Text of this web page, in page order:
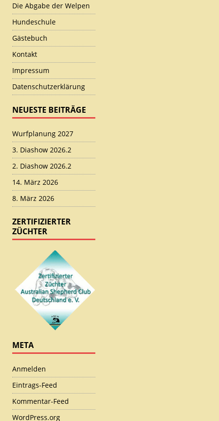
Die Abgabe der Welpen
Hundeschule
Gästebuch
Kontakt
Impressum
Datenschutzerklärung
NEUESTE BEITRÄGE
Wurfplanung 2027
3. Diashow 2026.2
2. Diashow 2026.2
14. März 2026
8. März 2026
ZERTIFIZIERTER
ZÜCHTER
META
Anmelden
Eintrags-Feed
Kommentar-Feed
WordPress.org